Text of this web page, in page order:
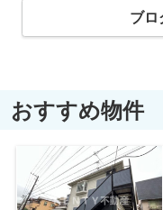
ブロ
おすすめ物件